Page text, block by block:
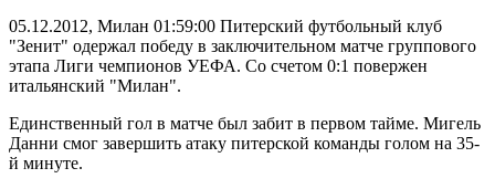
05.12.2012, Милан 01:59:00 Питерский футбольный клуб
"Зенит" одержал победу в заключительном матче группового
этапа Лиги чемпионов УЕФА. Со счетом 0:1 повержен
итальянский "Милан".
Единственный гол в матче был забит в первом тайме. Мигель
Данни смог завершить атаку питерской команды голом на 35-
й минуте.